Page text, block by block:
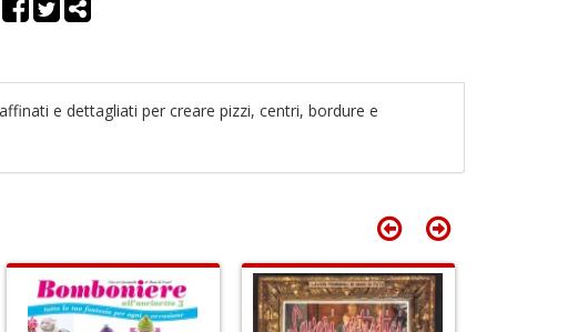
e dettagliati per creare pizzi, centri, bordure e